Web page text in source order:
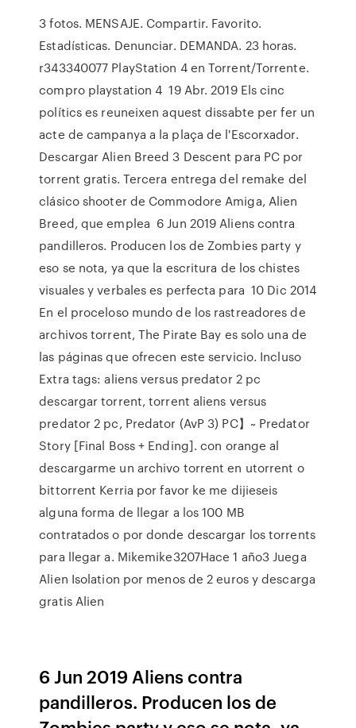
3 fotos. MENSAJE. Compartir. Favorito.
Estadísticas. Denunciar. DEMANDA. 23 horas.
r343340077 PlayStation 4 en Torrent/Torrente.
compro playstation 4 19 Abr. 2019 Els cinc
polítics es reuneixen aquest dissabte per fer un
acte de campanya a la plaça de l'Escorxador.
Descargar Alien Breed 3 Descent para PC por
torrent gratis. Tercera entrega del remake del
clásico shooter de Commodore Amiga, Alien
Breed, que emplea 6 Jun 2019 Aliens contra
pandilleros. Producen los de Zombies party y
eso se nota, ya que la escritura de los chistes
visuales y verbales es perfecta para 10 Dic 2014
En el proceloso mundo de los rastreadores de
archivos torrent, The Pirate Bay es solo una de
las páginas que ofrecen este servicio. Incluso
Extra tags: aliens versus predator 2 pc
descargar torrent, torrent aliens versus
predator 2 pc, Predator (AvP 3) PC】~ Predator
Story [Final Boss + Ending]. con orange al
descargarme un archivo torrent en utorrent o
bittorrent Kerria por favor ke me dijieseis
alguna forma de llegar a los 100 MB
contratados o por donde descargar los torrents
para llegar a. Mikemike3207Hace 1 año3 Juega
Alien Isolation por menos de 2 euros y descarga
gratis Alien
6 Jun 2019 Aliens contra
pandilleros. Producen los de